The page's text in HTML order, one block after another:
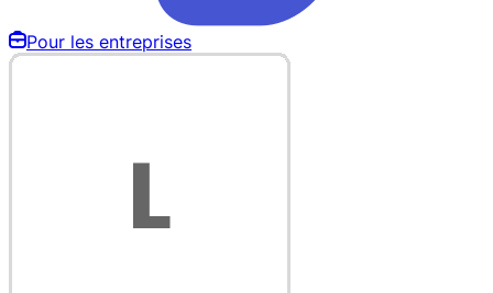
Pour les entreprises